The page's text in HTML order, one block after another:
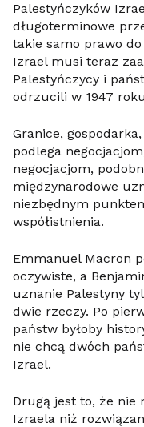
Palestyńczyków
długoterminowe
takie samo prawo
Izrael musi teraz
Palestyńczycy i
odrzucili w 1947
Granice,
podlega
negocjacjom,
międzynarodowe
niezbędnym
współistnienia.
Emmanuel Macron
oczywiste, a
uznanie Palestyny
dwie rzeczy. Po
państw byłoby
nie chcą dwóch
Izrael.
Drugą jest to, że nie
Izraela niż